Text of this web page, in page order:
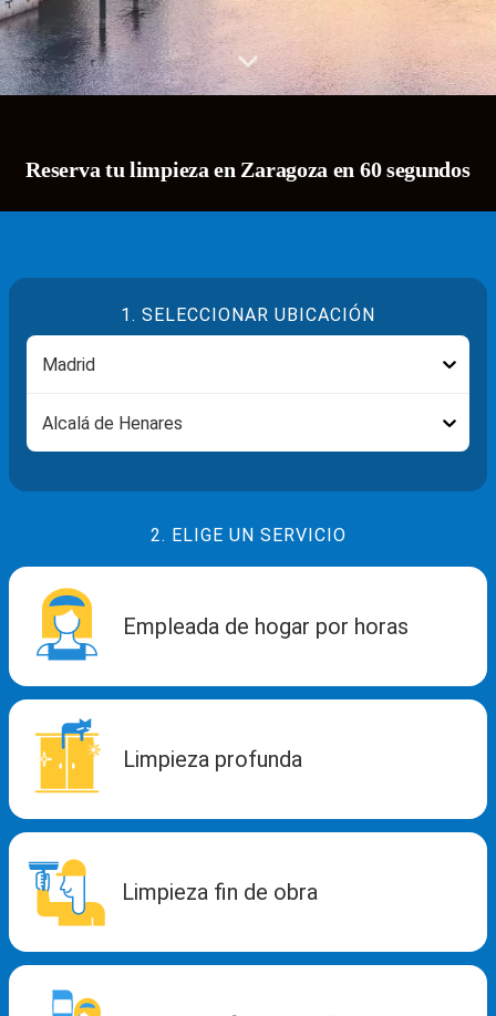
Reserva tu limpieza en Zaragoza en 60 segundos